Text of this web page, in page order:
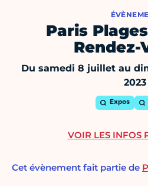
Paris
Rendez-
Du samedi 8 juillet au
2023
Expos
Cet évènement fait partie de
VOIR LES INFOS